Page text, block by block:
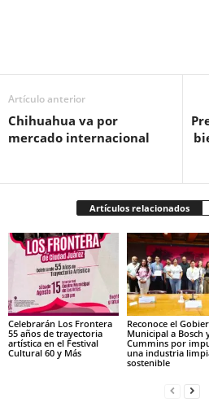
Artículo anterior
Chihuahua va por
mercado internacional
Artículos relacionados
Celebrarán Los Frontera
55 años de trayectoria
artística en el Festival
Cultural 60 y Más
Reconoce el
Municipal a Bosch
Cummins por
una industria
sostenible